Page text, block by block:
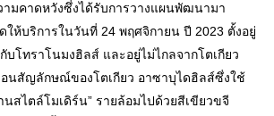
มคาดหวังซึ่งได้รับการวางแผนพัฒนามา
ให้บริการในวันที่ 24 พฤศจิกายน ปี 2023 ตั้งอยู่
บโทราโนมงฮิลส์ และอยู่ไม่ไกลจากโตเกียว
อนสัญลักษณ์ของโตเกียว อาซาบุไดฮิลส์ซึ่งใช้
สไตล์โมเดิร์น” รายล้อมไปด้วยสีเขียวขจี